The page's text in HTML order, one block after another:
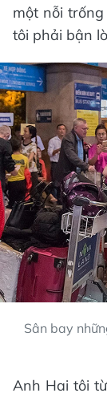
một nỗi
tôi phải bận
Sân bay
Anh Hai tôi